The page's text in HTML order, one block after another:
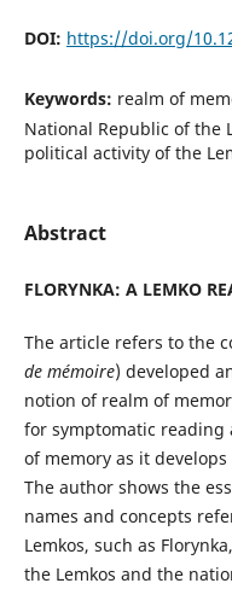
DOI: https://doi.org/
Keywords: realm of
National Republic of the
political activity of the
Abstract
FLORYNKA: A LEMKO
The article refers to the
de mémoire) developed
notion of realm of
for symptomatic
of memory as it
The author shows the
names and concepts
Lemkos, such as
the Lemkos and the